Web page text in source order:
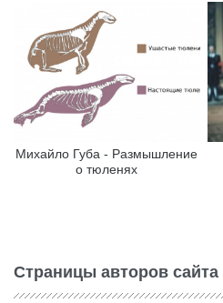
Михайло Губа - Размышление
о тюленях
Страницы авторов сайта